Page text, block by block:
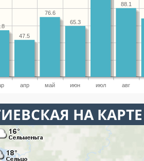
апр май июн июл авг
88.1
65.3
76.6
47.5
НА